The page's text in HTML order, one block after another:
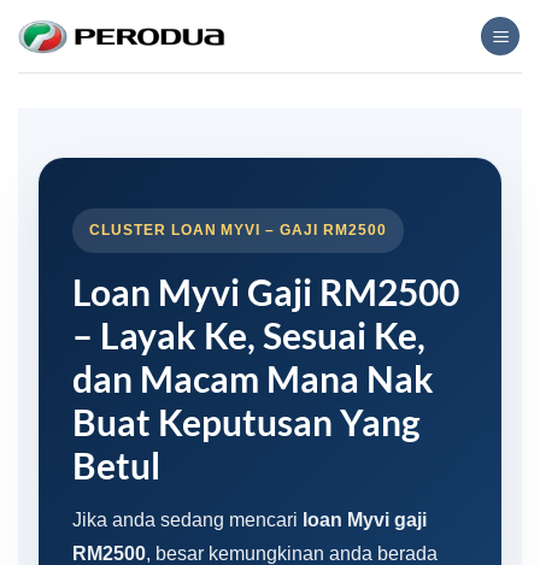
content
CLUSTER LOAN MYVI – GAJI RM2500
Loan Myvi Gaji RM2500
– Layak Ke, Sesuai Ke,
dan Macam Mana Nak
Buat Keputusan Yang
Betul
Jika anda sedang mencari loan Myvi gaji
RM2500, besar kemungkinan anda berada